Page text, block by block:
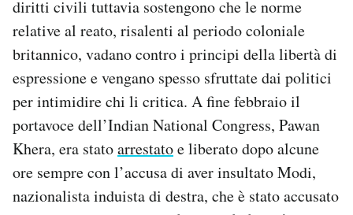
diritti civili tuttavia sostengono che le norme
relative al reato, risalenti al periodo coloniale
britannico, vadano contro i principi della libertà di
espressione e vengano spesso sfruttate dai politici
per intimidire chi li critica. A fine febbraio il
portavoce dell’Indian National Congress, Pawan
Khera, era statoarrestatoe liberato dopo alcune
ore sempre con l’accusa di aver insultato Modi,
nazionalista induista di destra, che è stato accusato